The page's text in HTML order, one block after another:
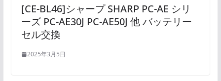
[CE-BL46]シャープ SHARP PC-AE シリ
ーズ PC-AE30J PC-AE50J 他 バッテリー
セル交換
2025年3月5日